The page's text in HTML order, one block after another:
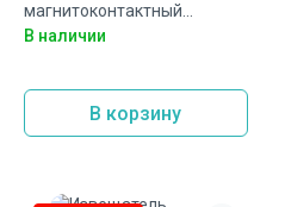
магнитоконтактный
адресный Болид С2000-
В наличии
В корзину